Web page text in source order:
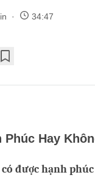
34:47
Hay
được hạnh